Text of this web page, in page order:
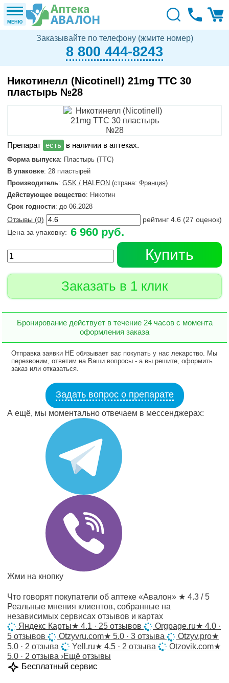
МЕНЮ
Заказывайте по телефону (жмите номер)
8 800 444-8243
Никотинелл (Nicotinell) 21mg ТТС 30
пластырь №28
в наличии в аптеках.
Форма выпуска: Пластырь (ТТС)
В упаковке: 28 пластырей
Производитель: GSK / HALEON (страна: Франция)
Действующее вещество: Никотин
Срок годности: до 06.2028
Отзывы (0) рейтинг 4.6 (27 оценок)
Цена за упаковку: 6 960 руб.
Купить
Заказать в 1 клик
Бронирование действует в течение 24 часов с момента
оформления заказа
Отправка заявки НЕ обязывает вас покупать у нас лекарство. Мы
перезвоним, ответим на Ваши вопросы - а вы решите, оформить
заказ или отказаться.
Задать вопрос о препарате
А ещё, мы моментально отвечаем в мессенджерах:
Жми на кнопку
Что говорят покупатели об аптеке «Авалон» ★ 4.3 / 5
Реальные мнения клиентов, собранные на
независимых сервисах отзывов и картах
Яндекс Карты★ 4.1 · 25 отзывов Orgpage.ru★ 4.0 ·
5 отзывов
Otzyvru.com★ 5.0 · 3 отзыва Otzyv.pro★
5.0 · 2 отзыва
Yell.ru★ 4.5 · 2 отзыва Otzovik.com★
5.0 · 2 отзыва ›Ещё отзывы
Бесплатный сервис